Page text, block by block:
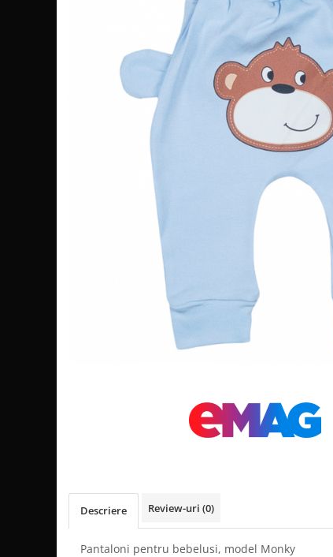
Facebook
Descriere Review-uri (0)
Pantaloni pentru bebelusi, model Monky